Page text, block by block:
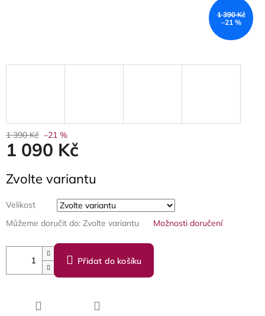
1 390 Kč
–21 %
1 390 Kč –21 %
1 090 Kč
cena:
Zvolte variantu
Velikost
Můžeme doručit do: Zvolte variantu Možnosti doručení
Přidat do košíku